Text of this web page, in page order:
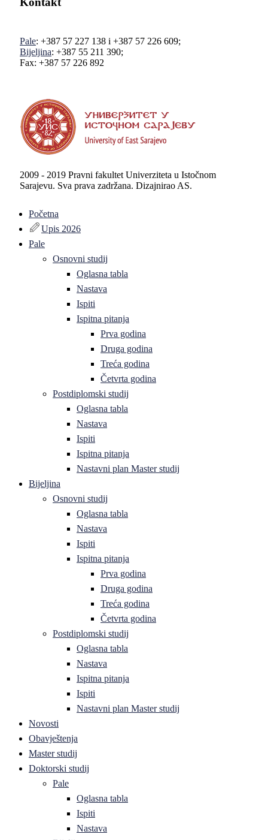
Pale: +387 57 227 138 i +387 57 226 609;
Bijeljina: +387 55 211 390;
Fax: +387 57 226 892
2009 - 2019 Pravni fakultet Univerziteta u Istočnom
Sarajevu. Sva prava zadržana. Dizajnirao AS.
Početna
Upis 2026
Pale
Osnovni studij
Oglasna tabla
Nastava
Ispiti
Ispitna pitanja
Prva godina
Druga godina
Treća godina
Četvrta godina
Postdiplomski studij
Oglasna tabla
Nastava
Ispiti
Ispitna pitanja
Nastavni plan Master studij
Bijeljina
Osnovni studij
Oglasna tabla
Nastava
Ispiti
Ispitna pitanja
Prva godina
Druga godina
Treća godina
Četvrta godina
Postdiplomski studij
Oglasna tabla
Nastava
Ispitna pitanja
Ispiti
Nastavni plan Master studij
Novosti
Obavještenja
Master studij
Doktorski studij
Pale
Oglasna tabla
Ispiti
Nastava